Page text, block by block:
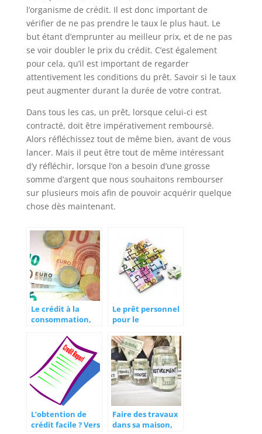
l’organisme de crédit. Il est donc important de
vérifier de ne pas prendre le taux le plus haut. Le
but étant d’emprunter au meilleur prix, et de ne pas
se voir doubler le prix du crédit. C’est également
pour cela, qu’il est important de regarder
attentivement les conditions du prêt. Savoir si le taux
peut augmenter durant la durée de votre contrat.
Dans tous les cas, un prêt, lorsque celui-ci est
contracté, doit être impérativement remboursé.
Alors réfléchissez tout de même bien, avant de vous
lancer. Mais il peut être tout de même intéressant
d’y réfléchir, lorsque l’on a besoin d’une grosse
somme d’argent que nous souhaitons rembourser
sur plusieurs mois afin de pouvoir acquérir quelque
chose dès maintenant.
Le crédit à la
consommation,
simulation via le
Le prêt personnel
pour le
rapide d’un projet
L’obtention de
crédit facile ? Vers
Faire des travaux
dans sa maison,